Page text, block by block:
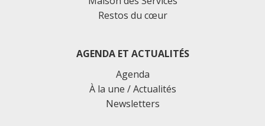
Restos du cœur
AGENDA ET ACTUALITÉS
Agenda
À la une / Actualités
Newsletters